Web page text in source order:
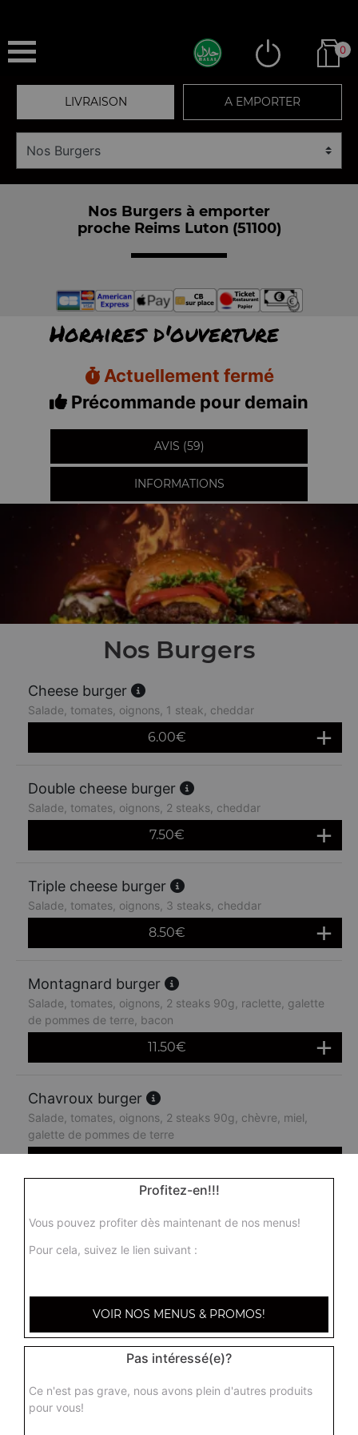
0
LIVRAISON A EMPORTER
Nos Burgers à emporter
proche Reims Luton (51100)
Horaires d'ouverture
Actuellement fermé
Précommande pour demain
AVIS (59)
INFORMATIONS
Nos Burgers
Cheese burger
Salade, tomates, oignons, 1 steak, cheddar
6.00€
Double cheese burger
Salade, tomates, oignons, 2 steaks, cheddar
7.50€
Triple cheese burger
Salade, tomates, oignons, 3 steaks, cheddar
8.50€
Montagnard burger
Salade, tomates, oignons, 2 steaks 90g, raclette, galette
de pommes de terre, bacon
11.50€
Chavroux burger
Salade, tomates, oignons, 2 steaks 90g, chèvre, miel,
galette de pommes de terre
Salade, tomates, oignons, 2 steaks 90g, cheddar
9.50 €
Boss burger
Salade, tomates, oignons, 1 steak, cheddar, 2 steaks
90g, bacon, oeuf
Profitez-en!!!
Vous pouvez profiter dès maintenant de nos menus!
Pour cela, suivez le lien suivant :
VOIR NOS MENUS & PROMOS!
Pas intéressé(e)?
Ce n'est pas grave, nous avons plein d'autres produits
pour vous!